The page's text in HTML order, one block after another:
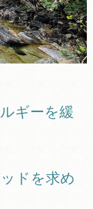
ギーを緩
ドを求め